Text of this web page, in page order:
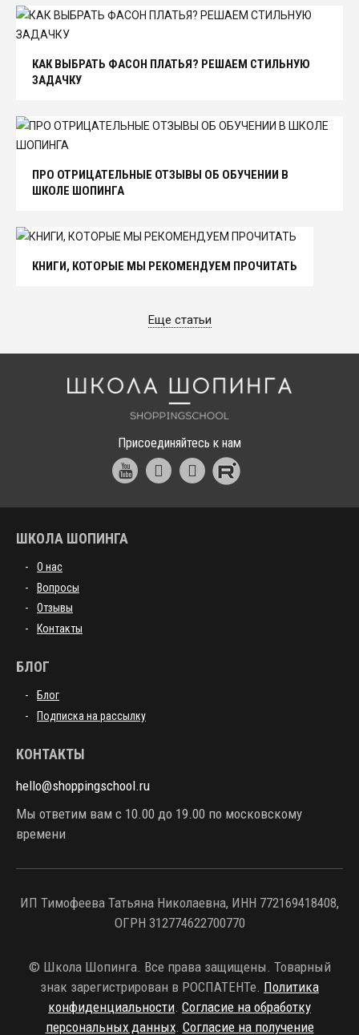
КАК ВЫБРАТЬ ФАСОН ПЛАТЬЯ? РЕШАЕМ СТИЛЬНУЮ
ЗАДАЧКУ
ПРО ОТРИЦАТЕЛЬНЫЕ ОТЗЫВЫ ОБ ОБУЧЕНИИ В
ШКОЛЕ ШОПИНГА
КНИГИ, КОТОРЫЕ МЫ РЕКОМЕНДУЕМ ПРОЧИТАТЬ
Еще статьи
Присоединяйтесь к нам
ШКОЛА ШОПИНГА
О нас
Вопросы
Отзывы
Контакты
БЛОГ
Блог
Подписка на рассылку
КОНТАКТЫ
hello@shoppingschool.ru
Мы ответим вам с 10.00 до 19.00 по московскому
времени
ИП Тимофеева Татьяна Николаевна, ИНН 772169418408,
ОГРН 312774622700770
© Школа Шопинга. Все права защищены. Товарный
знак зарегистрирован в РОСПАТЕНТе. Политика
конфиденциальности Согласие на обработку
персональных данных. Согласие на получение